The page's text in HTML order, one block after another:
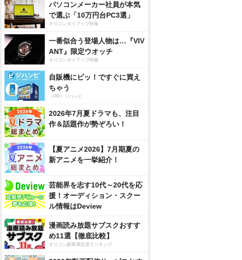
パソコンメーカー社員が本気
で選ぶ「10万円台PC3選」
オリコンタイアップ特集
一番似合う登場人物は…『VIV
ANT』限定ウオッチ
オリコンタイアップ特集
自販機にピッ！ですぐに買え
ちゃう
（PR）ジハンピ
2026年7月夏ドラマも、注目
作＆話題作が勢ぞろい！
【夏アニメ2026】7月期夏の
新アニメを一挙紹介！
芸能界を志す10代～20代を応
援！オーディション・スクー
ル情報はDeview
漫画読み放題サブスクおすす
め11選【徹底比較】
オリコン顧客満足度ランキング